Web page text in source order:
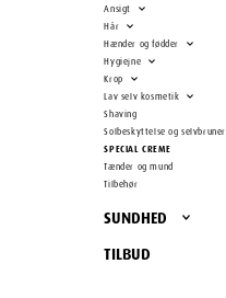
Ansigt
Hår
Hænder og fødder
Hygiejne
Krop
Lav selv kosmetik
Shaving
Solbeskyttelse og selvbruner
SPECIAL CREME
Tænder og mund
Tilbehør
SUNDHED
TILBUD